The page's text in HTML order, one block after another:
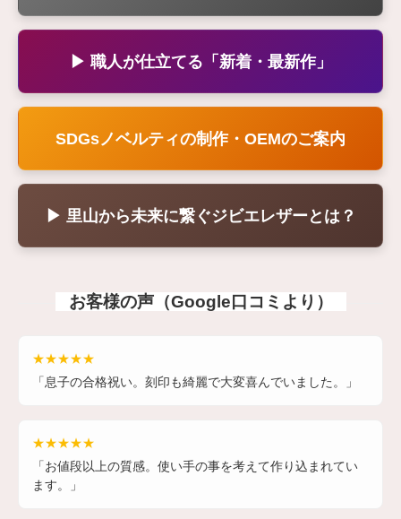
▶ 職人が仕立てる「新着・最新作」
SDGsノベルティの制作・OEMのご案内
▶ 里山から未来に繋ぐジビエレザーとは？
お客様の声（Google口コミより）
★★★★★
「息子の合格祝い。刻印も綺麗で大変喜んでいました。」
★★★★★
「お値段以上の質感。使い手の事を考えて作り込まれてい
ます。」